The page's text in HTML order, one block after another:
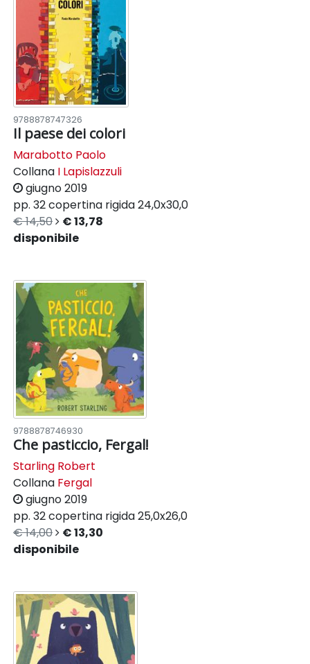
9788878747326
Il paese dei colori
Marabotto Paolo
Collana I Lapislazzuli
giugno 2019
pp. 32copertina rigida24,0x30,0
€ 14,50
€ 13,78
disponibile
9788878746930
Che pasticcio, Fergal!
Starling Robert
Collana Fergal
giugno 2019
pp. 32copertina rigida25,0x26,0
€ 14,00
€ 13,30
disponibile